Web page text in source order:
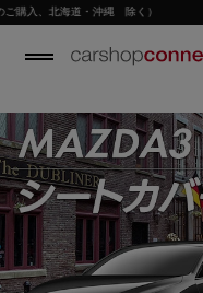
、北海道・沖縄 除く）